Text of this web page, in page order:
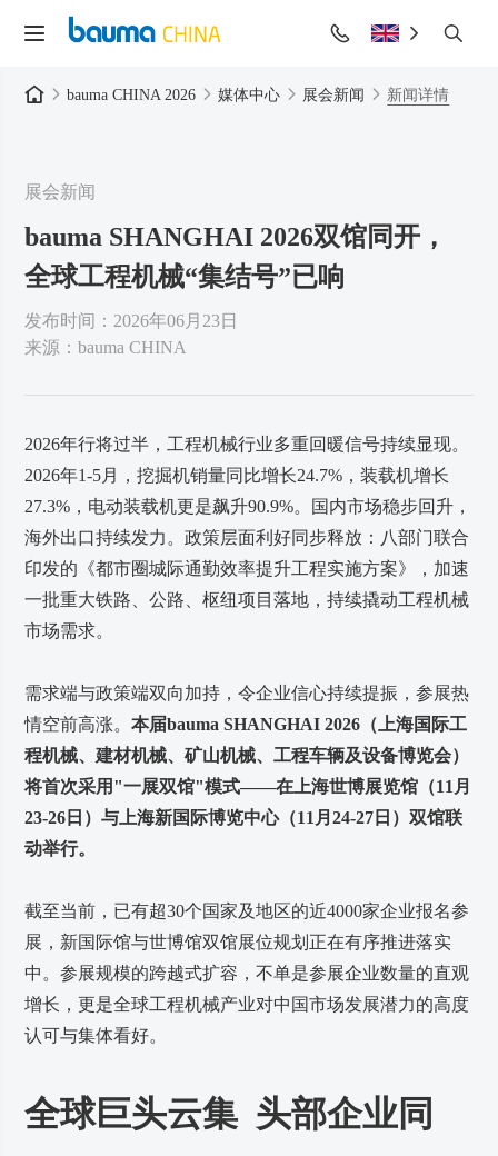
bauma CHINA 2026 媒体中心 展会新闻 新闻详情
展会新闻
bauma SHANGHAI 2026双馆同开，
全球工程机械“集结号”已响
发布时间：2026年06月23日
来源：bauma CHINA
2026年行将过半，工程机械行业多重回暖信号持续显现。
2026年1-5月，挖掘机销量同比增长24.7%，装载机增长
27.3%，电动装载机更是飙升90.9%。国内市场稳步回升，
海外出口持续发力。政策层面利好同步释放：八部门联合
印发的《都市圈城际通勤效率提升工程实施方案》，加速
一批重大铁路、公路、枢纽项目落地，持续撬动工程机械
市场需求。
需求端与政策端双向加持，令企业信心持续提振，参展热
情空前高涨。本届bauma SHANGHAI 2026（上海国际工
程机械、建材机械、矿山机械、工程车辆及设备博览会）
将首次采用"一展双馆"模式——在上海世博展览馆（11月
23-26日）与上海新国际博览中心（11月24-27日）双馆联
动举行。
截至当前，已有超30个国家及地区的近4000家企业报名参
展，新国际馆与世博馆双馆展位规划正在有序推进落实
中。参展规模的跨越式扩容，不单是参展企业数量的直观
增长，更是全球工程机械产业对中国市场发展潜力的高度
认可与集体看好。
全球巨头云集 头部企业同